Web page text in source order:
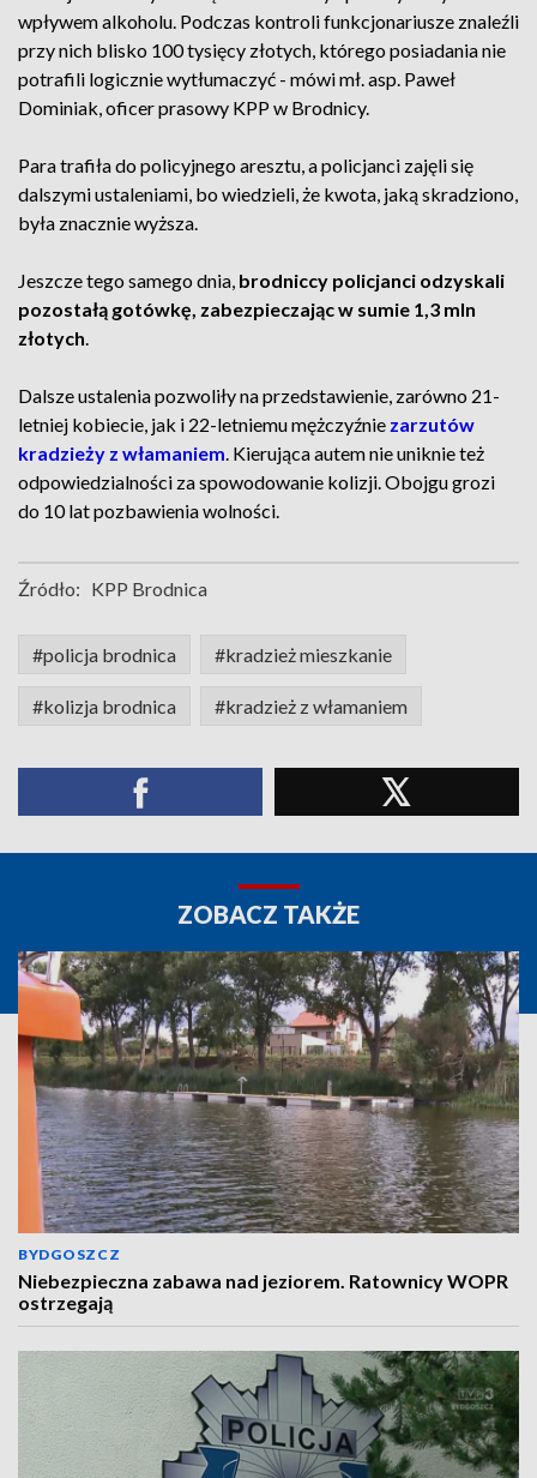
wpływem alkoholu. Podczas kontroli funkcjonariusze znaleźli
przy nich blisko 100 tysięcy złotych, którego posiadania nie
potrafili logicznie wytłumaczyć - mówi mł. asp. Paweł
Dominiak, oficer prasowy KPP w Brodnicy.
Para trafiła do policyjnego aresztu, a policjanci zajęli się
dalszymi ustaleniami, bo wiedzieli, że kwota, jaką skradziono,
była znacznie wyższa.
Jeszcze tego samego dnia, brodniccy policjanci odzyskali
pozostałą gotówkę, zabezpieczając w sumie 1,3 mln
złotych.
Dalsze ustalenia pozwoliły na przedstawienie, zarówno 21-
letniej kobiecie, jak i 22-letniemu mężczyźnie zarzutów
kradzieży z włamaniem. Kierująca autem nie uniknie też
odpowiedzialności za spowodowanie kolizji. Obojgu grozi
do 10 lat pozbawienia wolności.
Źródło: KPP Brodnica
#policja brodnica #kradzież mieszkanie
#kolizja brodnica #kradzież z włamaniem
ZOBACZ TAKŻE
BYDGOSZCZ
Niebezpieczna zabawa nad jeziorem. Ratownicy WOPR
ostrzegają